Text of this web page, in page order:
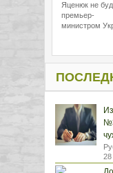
Яценюк не
премьер-
министром